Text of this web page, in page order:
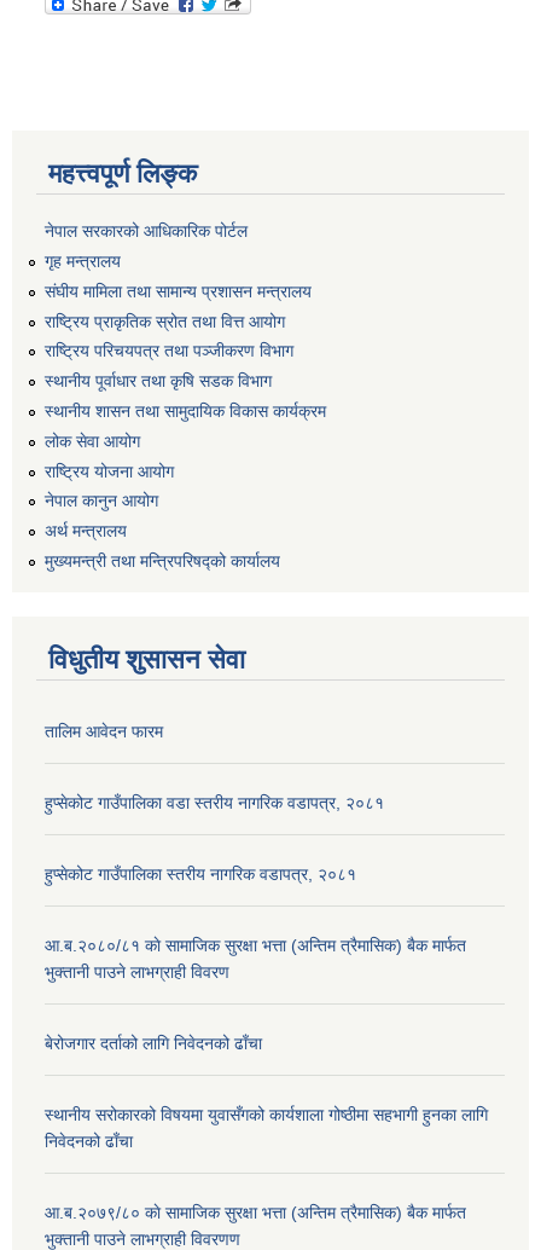
महत्त्वपूर्ण लिङ्क
नेपाल सरकारको आधिकारिक पोर्टल
गृह मन्त्रालय
संघीय मामिला तथा सामान्य प्रशासन मन्त्रालय
राष्ट्रिय प्राकृतिक स्रोत तथा वित्त आयोग
राष्ट्रिय परिचयपत्र तथा पञ्जीकरण विभाग
स्थानीय पूर्वाधार तथा कृषि सडक विभाग
स्थानीय शासन तथा सामुदायिक विकास कार्यक्रम
लोक सेवा आयोग
राष्ट्रिय योजना आयोग
नेपाल कानुन आयोग
अर्थ मन्त्रालय
मुख्यमन्त्री तथा मन्त्रिपरिषद्को कार्यालय
विधुतीय शुसासन सेवा
तालिम आवेदन फारम
हुप्सेकोट गाउँपालिका वडा स्तरीय नागरिक वडापत्र, २०८१
हुप्सेकोट गाउँपालिका स्तरीय नागरिक वडापत्र, २०८१
आ.ब.२०८०/८१ काे सामाजिक सुरक्षा भत्ता (अन्तिम त्रैमासिक) बैक मार्फत
भुक्तानी पाउने लाभग्राही विवरण
बेरोजगार दर्ताको लागि निवेदनको ढाँचा
स्थानीय सरोकारको विषयमा युवासँगको कार्यशाला गोष्ठीमा सहभागी हुनका लागि
निवेदनको ढाँचा
आ.ब.२०७९/८० काे सामाजिक सुरक्षा भत्ता (अन्तिम त्रैमासिक) बैक मार्फत
भुक्तानी पाउने लाभग्राही विवरणण